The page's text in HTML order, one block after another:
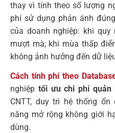
thay vì tính theo số lượng
phí sử dụng phản ánh
của doanh nghiệp: khi
mượt mà; khi mùa thấp
không ảnh hưởng đến dữ
Cách tính phí theo
nghiệp tối ưu chi phí quản
CNTT, duy trì hệ thống
năng mở rộng không giới
dùng.